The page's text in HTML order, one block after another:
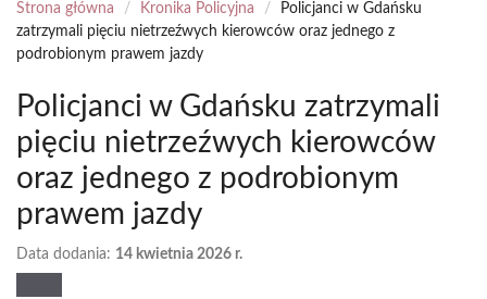
Strona główna / Kronika Policyjna /
Policjanci w Gdańsku
zatrzymali pięciu nietrzeźwych kierowców oraz jednego z
podrobionym prawem jazdy
Policjanci w Gdańsku zatrzymali
pięciu nietrzeźwych kierowców
oraz jednego z podrobionym
prawem jazdy
Data dodania: 14 kwietnia 2026 r.